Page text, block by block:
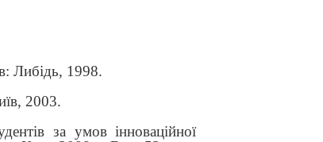
: Либідь, 1998.
2003.
за умов інноваційної